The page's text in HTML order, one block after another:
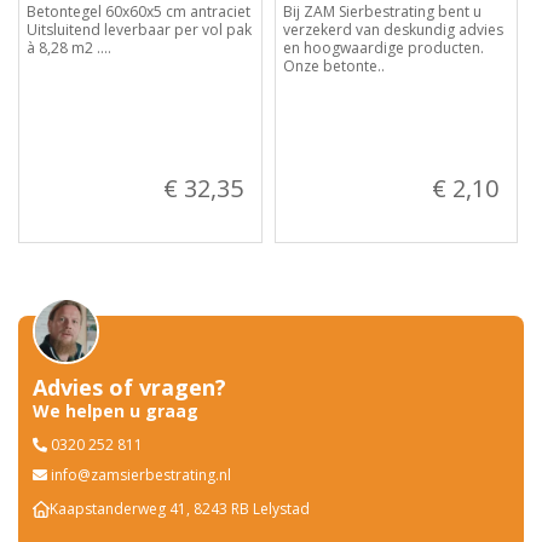
Betontegel 60x60x5 cm antraciet
Uitsluitend leverbaar per vol pak
à 8,28 m2 ....
€ 32,35
Bij ZAM Sierbestrating bent u
verzekerd van deskundig advies
en hoogwaardige producten.
Onze betonte..
€ 2,10
Advies of vragen?
We helpen u graag
0320 252 811
info@zamsierbestrating.nl
Kaapstanderweg 41, 8243 RB Lelystad